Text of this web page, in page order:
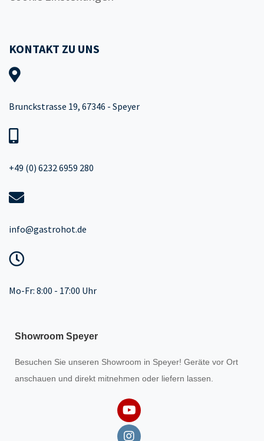
KONTAKT ZU UNS
Brunckstrasse 19, 67346 - Speyer
+49 (0) 6232 6959 280
info@gastrohot.de
Mo-Fr: 8:00 - 17:00 Uhr
Showroom Speyer
Besuchen Sie unseren Showroom in Speyer! Geräte vor Ort
anschauen und direkt mitnehmen oder liefern lassen.